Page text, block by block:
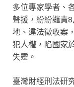
多位專家學者、
聲援，紛紛譴責
地、違法徵收案
犯人權，陷國家
失靈。
臺灣財經刑法研